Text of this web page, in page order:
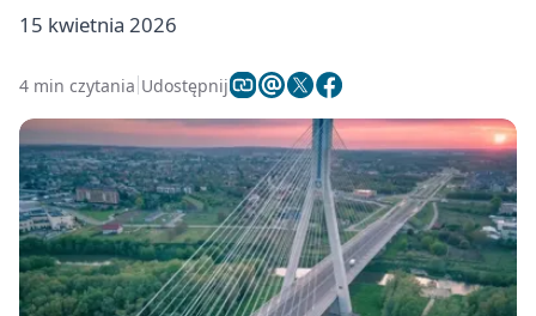
15 kwietnia 2026
4 min czytania Udostępnij